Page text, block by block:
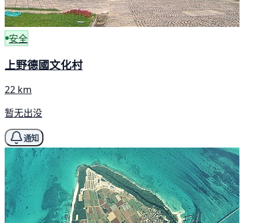
安全
上野德國文化村
22 km
暂无出没
通知